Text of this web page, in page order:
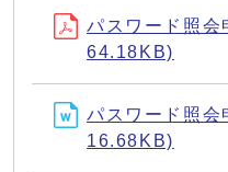
パスワード照会
64.18KB)
パスワード照会
16.68KB)